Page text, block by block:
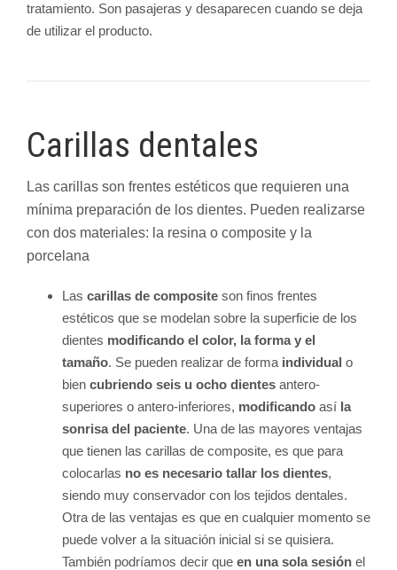
tratamiento. Son pasajeras y desaparecen cuando se deja
de utilizar el producto.
Carillas dentales
Las carillas son frentes estéticos que requieren una
mínima preparación de los dientes. Pueden realizarse
con dos materiales: la resina o composite y la
porcelana
Las carillas de composite son finos frentes
estéticos que se modelan sobre la superficie de los
dientes modificando el color, la forma y el
tamaño. Se pueden realizar de forma individual o
bien cubriendo seis u ocho dientes antero-
superiores o antero-inferiores, modificando así la
sonrisa del paciente. Una de las mayores ventajas
que tienen las carillas de composite, es que para
colocarlas no es necesario tallar los dientes,
siendo muy conservador con los tejidos dentales.
Otra de las ventajas es que en cualquier momento se
puede volver a la situación inicial si se quisiera.
También podríamos decir que en una sola sesión el